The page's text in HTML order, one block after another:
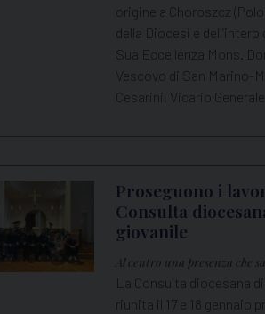
origine a Choroszcz
della Diocesi e
Sua Eccellenza Mons.
Vescovo di San Marino-
Cesarini, Vicario
Proseguono i
Consulta
giovanile
Al centro una presenza che
La Consulta diocesana
riunita il 17 e 18 gennaio